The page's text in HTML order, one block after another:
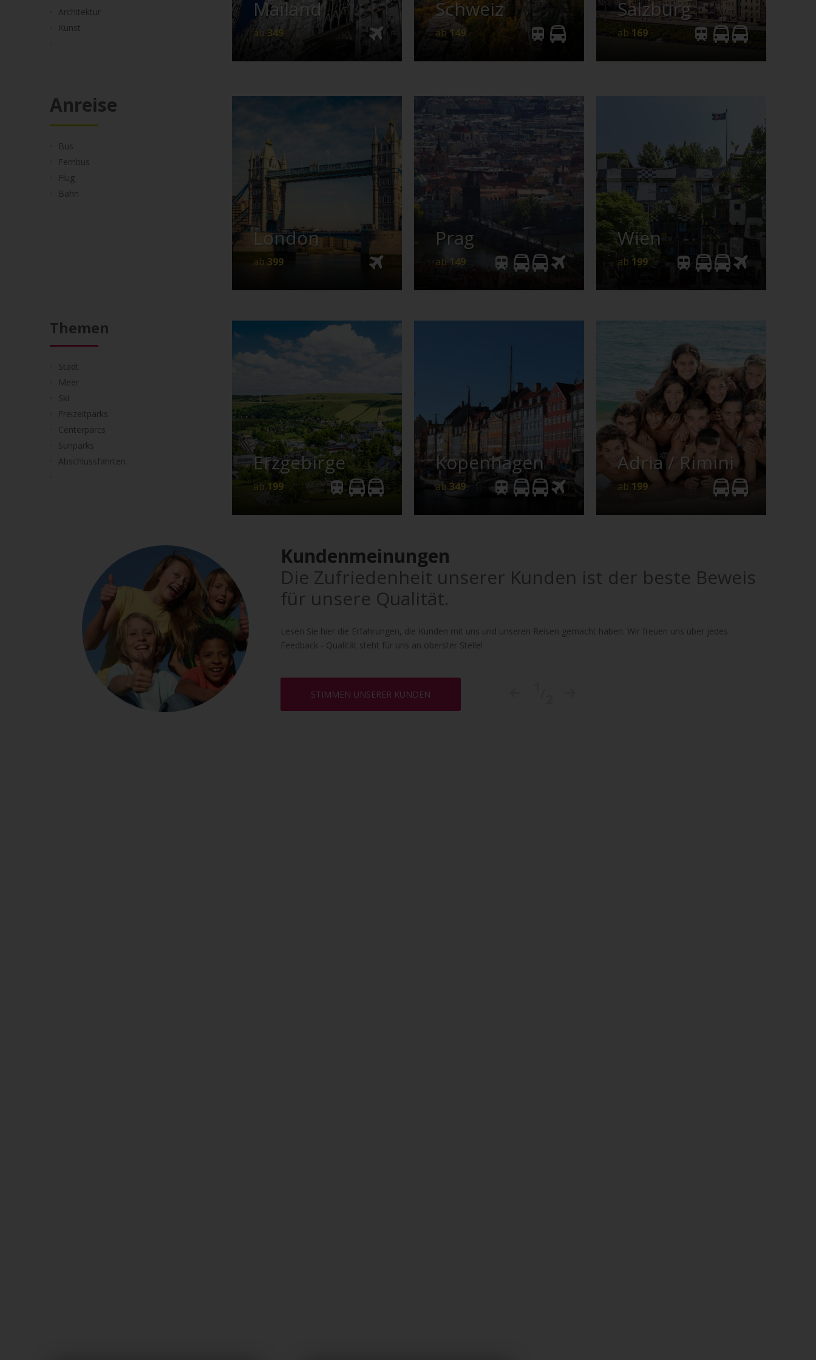
Architektur
Kunst
Mailand
ab 349 Anfrage
Schweiz
ab149
Details Anfrage
Salzburg
ab 169
Details Anfrage
Anreise
Bus
Fernbus
Flug
Bahn
London
ab 399
Bus
399 Prag
ab 149
Bus
Anfrage
Wien
ab 199
199
Details Anfrage
Themen
Stadt
Meer
Ski
Freizeitparks
Centerparcs
Sunparks
Abschlussfahrten
Erzgebirge
ab 199
Riesengebirge
199
Details Anfrage
Kopenhagen
ab 349
349
Details Anfrage
Adria / Rimini
ab 199
Abschlussfahrt
Details Anfrage
Kundenmeinungen
Die Zufriedenheit unserer Kunden ist der beste Beweis
für unsere Qualität.
Lesen Sie hier die Erfahrungen, die Kunden mit uns und unseren Reisen gemacht haben. Wir freuen uns über jedes
Feedback - Qualität steht für uns an oberster Stelle!
STIMMEN UNSERER KUNDEN